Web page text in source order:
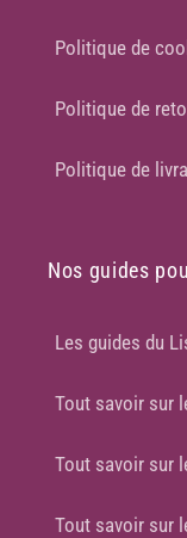
Politique de
Politique de
Politique de
Nos guides
Les guides du
Tout savoir sur
Tout savoir sur
Tout savoir sur